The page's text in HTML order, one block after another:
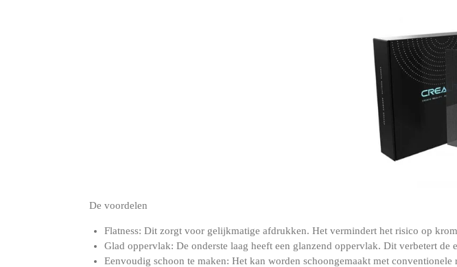
De voordelen
Flatness: Dit zorgt voor gelijkmatige afdrukken. Het vermindert het risico op
Glad oppervlak: De onderste laag heeft een glanzend oppervlak. Dit verbetert de
Eenvoudig schoon te maken: Het kan worden schoongemaakt met